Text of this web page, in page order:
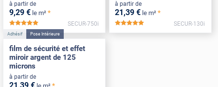
à partir de
9,29 € le m² *
*****
SECUR-750i
à partir de
21 ,39 € le m² *
SECUR-130i
Adhésif Pose Intérieure
film de sécurité et effet
miroir argent de 125
microns
à partir de